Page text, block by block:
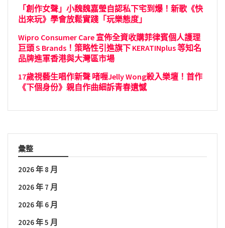
「創作女聲」小魏魏嘉瑩自認私下宅到爆！新歌《快
出來玩》學會放鬆實踐「玩樂態度」
Wipro Consumer Care 宣佈全資收購菲律賓個人護理
巨頭 S Brands！策略性引進旗下 KERATINplus 等知名
品牌進軍香港與大灣區市場
17歲視藝生唱作新聲 啫喱Jelly Wong殺入樂壇！首作
《下個身份》親自作曲細訴青春遺憾
彙整
2026 年 8 月
2026 年 7 月
2026 年 6 月
2026 年 5 月